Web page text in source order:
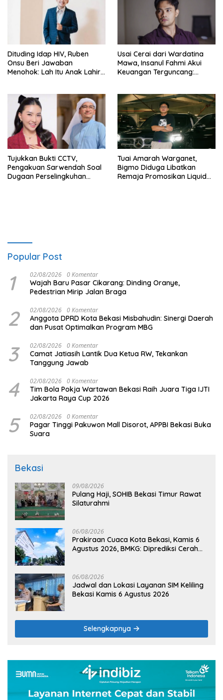
Dituding Idap HIV, Ruben
Onsu Beri Jawaban
Menohok: Lah Itu Anak Lahir
Usai Cerai dari Wardatina
Mawa, Insanul Fahmi Akui
Keuangan Terguncang:
Tujukkan Bukti CCTV,
Pengakuan Sarwendah Soal
Dugaan Perselingkuhan
Tuai Amarah Warganet,
Bigmo Diduga Libatkan
Remaja Promosikan Liquid
Popular Post
1 02/08/2026 0 Komentar
Wajah Baru Pasar Cikarang: Dinding Oranye,
Pedestrian Mirip Jalan Braga
2 02/08/2026 0 Komentar
Anggota DPRD Kota Bekasi Misbahudin: Sinergi Daerah
dan Pusat Optimalkan Program MBG
3 02/08/2026 0 Komentar
Camat Jatiasih Lantik Dua Ketua RW, Tekankan
Tanggung Jawab
4 02/08/2026 0 Komentar
Tim Bola Pokja Wartawan Bekasi Raih Juara Tiga IJTI
Jakarta Raya Cup 2026
5 02/08/2026 0 Komentar
Pagar Tinggi Pakuwon Mall Disorot, APPBI Bekasi Buka
Suara
Bekasi
09/08/2026
Pulang Haji, SOHIB Bekasi Timur Rawat
Silaturahmi
06/08/2026
Prakiraan Cuaca Kota Bekasi, Kamis 6
Agustus 2026, BMKG: Diprediksi Cerah
06/08/2026
Jadwal dan Lokasi Layanan SIM Keliling
Bekasi Kamis 6 Agustus 2026
Selengkapnya